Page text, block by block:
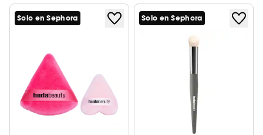
Solo en Sephora Solo en Sephora